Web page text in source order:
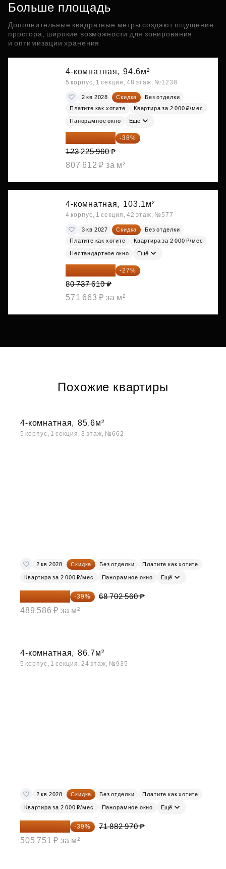
Больше площадь
Дополнительные квадратные метры создают ощущение
простора, широкие возможности для зонирования
и оптимизации хранения
4-комнатная, 94.6м²
5 корпус, 1 секция, 48 этаж, №1238
2 кв 2028 Скидка
Без отделки
Платите как хотите
Квартира за 2 000 ₽/мес
Панорамное окно Ещё
76 400 095 ₽ -38%
123 225 960 ₽
807 612 ₽ за м²
4-комнатная, 103.1м²
4 корпус, 1 секция, 42 этаж, №577
3 кв 2027 Скидка
Без отделки
Платите как хотите
Квартира за 2 000 ₽/мес
Нестандартное окно Ещё
58 938 455 ₽ -27%
80 737 610 ₽
571 663 ₽ за м²
Похожие квартиры
4-комнатная, 85.6м²
5 корпус, 1 секция, 3 этаж, №662
2 кв 2028 Скидка Без отделки Платите как хотите
Квартира за 2 000 ₽/мес Панорамное окно Ещё
41 908 562 ₽ -39%
68 702 560 ₽
489 586 ₽ за м²
4-комнатная, 86.7м²
5 корпус, 1 секция, 24 этаж, №935
2 кв 2028 Скидка Без отделки Платите как хотите
Квартира за 2 000 ₽/мес Панорамное окно Ещё
43 848 612 ₽ -39%
71 882 970 ₽
505 751 ₽ за м²